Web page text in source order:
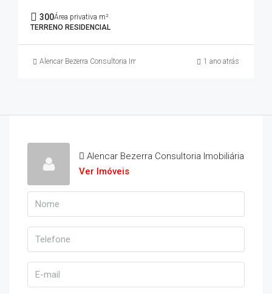
300Área privativa m²
TERRENO RESIDENCIAL
Alencar Bezerra Consultoria Imobiliária 1 ano atrás
Alencar Bezerra Consultoria Imobiliária
Ver Imóveis